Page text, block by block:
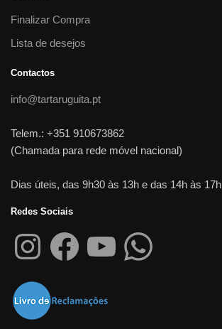
Finalizar Compra
Lista de desejos
Contactos
info@tartaruguita.pt
Telem.: +351 910673862
(Chamada para rede móvel nacional)
Dias úteis, das 9h30 às 13h e das 14h às 17h
Redes Sociais